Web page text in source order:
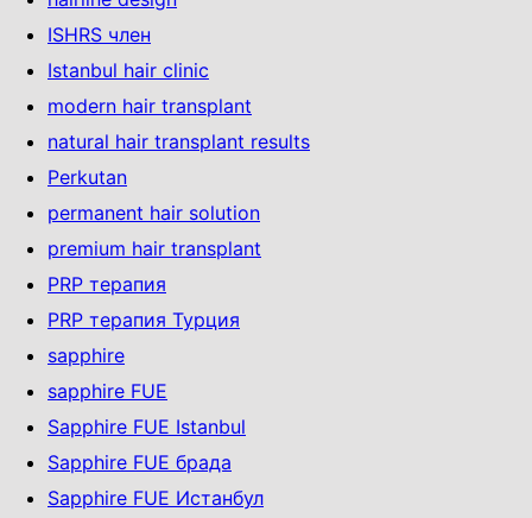
ISHRS член
Istanbul hair clinic
modern hair transplant
natural hair transplant results
Perkutan
permanent hair solution
premium hair transplant
PRP терапия
PRP терапия Турция
sapphire
sapphire FUE
Sapphire FUE Istanbul
Sapphire FUE брада
Sapphire FUE Истанбул